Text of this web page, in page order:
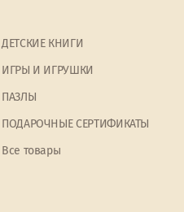
ДЕТСКИЕ КНИГИ
ИГРЫ И ИГРУШКИ
ПАЗЛЫ
ПОДАРОЧНЫЕ СЕРТИФИКАТЫ
Все товары